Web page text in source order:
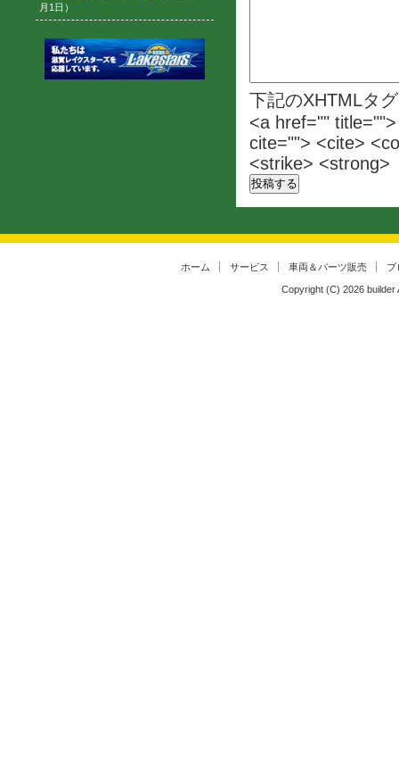
月1日）
下記のXHTMLタ
<a href=""
cite=""> <cite>
<strike> <strong>
ホーム サービス 車両＆パーツ販売 ブ
Copyright (C) 2026 builder